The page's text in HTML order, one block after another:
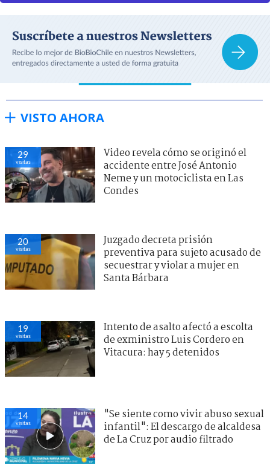
VISTO AHORA
29
visitas
Video revela cómo se originó el
accidente entre José Antonio
Neme y un motociclista en Las
Condes
20
visitas
Juzgado decreta prisión
preventiva para sujeto acusado de
secuestrar y violar a mujer en
Santa Bárbara
19
visitas
Intento de asalto afectó a escolta
de exministro Luis Cordero en
Vitacura: hay 5 detenidos
14
visitas
"Se siente como vivir abuso sexual
infantil": El descargo de alcaldesa
de La Cruz por audio filtrado